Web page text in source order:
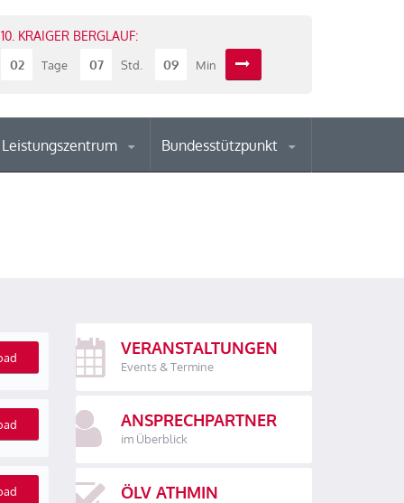
10. KRAIGER BERGLAUF:
02
Tage 07 Std. 09 Min
Leistungszentrum Bundesstützpunkt
VERANSTALTUNGEN
Events & Termine
ANSPRECHPARTNER
im Überblick
ÖLV ATHMIN